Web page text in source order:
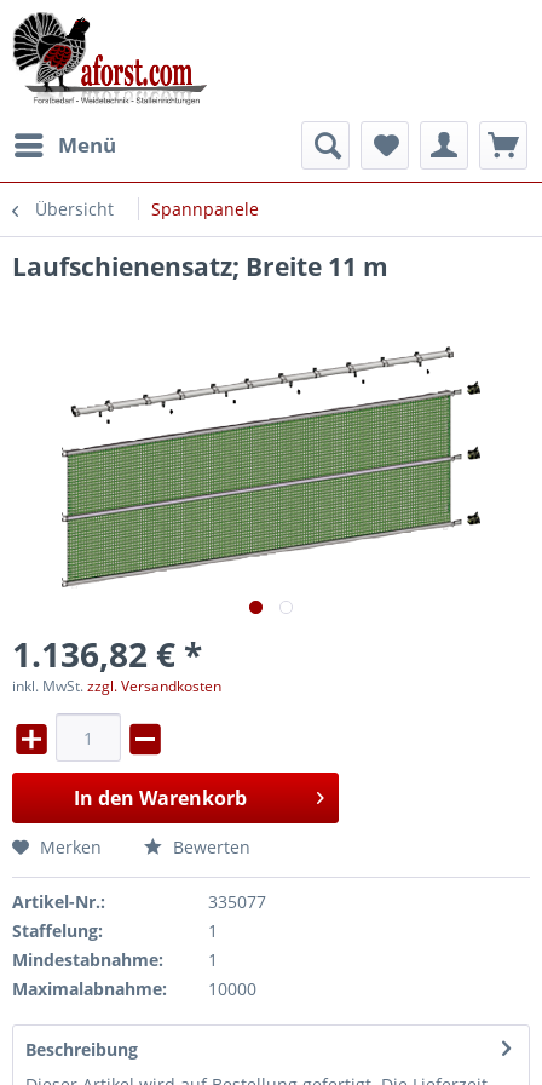
Menü
Übersicht Spannpanele
Laufschienensatz; Breite 11 m
1.136,82 € *
inkl. MwSt.zzgl. Versandkosten
In den Warenkorb
Merken Bewerten
Artikel-Nr.:
335077
Staffelung:
1
Mindestabnahme:
1
Maximalabnahme:
10000
Beschreibung